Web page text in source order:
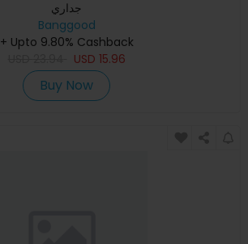
جداري
Banggood
+ Upto 9.80% Cashback
USD 15.96
Buy Now